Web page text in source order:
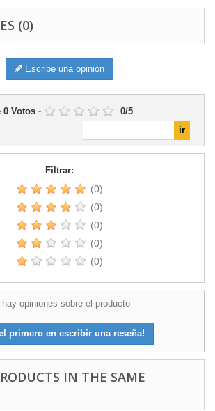
(0)
Escribe una opinión
0 Votos - 0/5
Filtrar:
(0)
(0)
(0)
(0)
(0)
hay opiniones sobre el producto
primero en escribir una reseña!
IN THE SAME